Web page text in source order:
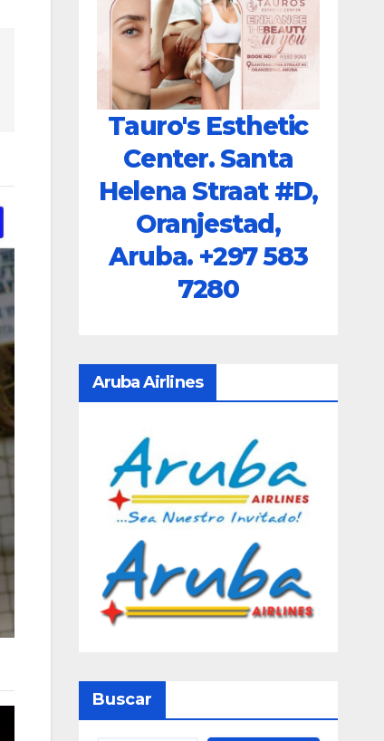
Tauro's Esthetic
Center. Santa
Helena Straat #D,
Oranjestad,
Aruba. +297 583
7280
Aruba Airlines
Buscar